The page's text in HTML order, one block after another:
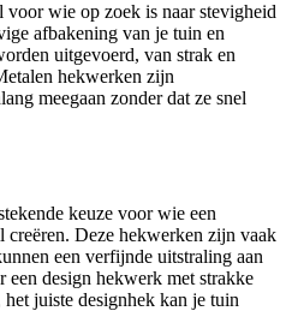
wie op zoek is naar stevigheid
afbakening van je tuin en
uitgevoerd, van strak en
hekwerken zijn
meegaan zonder dat ze snel
keuze voor wie een
Deze hekwerken zijn vaak
een verfijnde uitstraling aan
design hekwerk met strakke
juiste designhek kan je tuin